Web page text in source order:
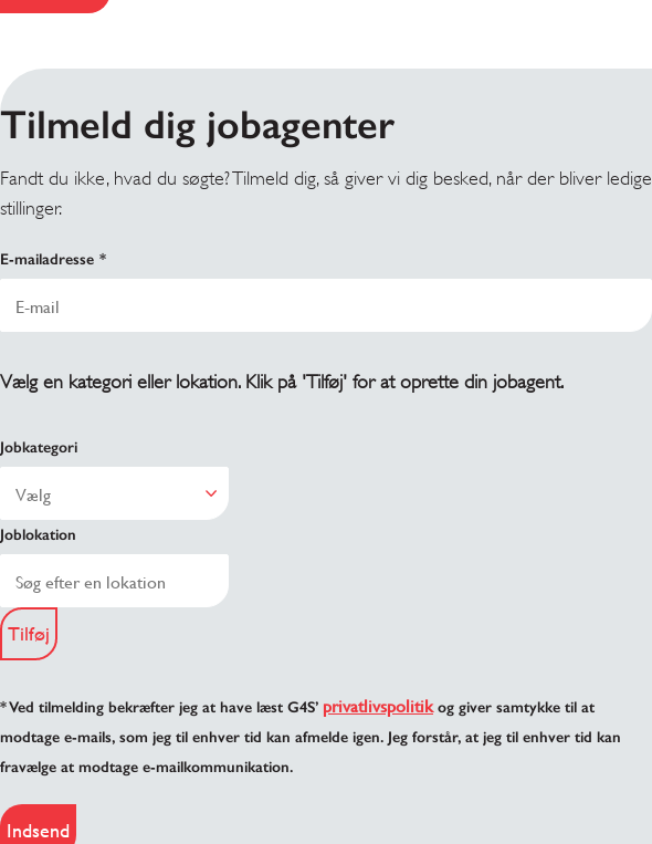
Tilmeld dig jobagenter
Fandt du ikke, hvad du søgte? Tilmeld dig, så giver vi dig besked, når der bliver ledige
stillinger.
E-mailadresse
Vælg en kategori eller lokation. Klik på 'Tilføj' for at oprette din jobagent.
Jobkategori
Joblokation
Tilføj
* Ved tilmelding bekræfter jeg at have læst G4S’ privatlivspolitikog giver samtykke til at
modtage e-mails, som jeg til enhver tid kan afmelde igen. Jeg forstår, at jeg til enhver tid kan
fravælge at modtage e-mailkommunikation.
Indsend